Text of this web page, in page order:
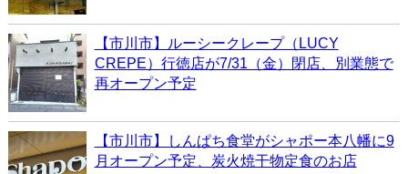
【市川市】ルーシークレープ（LUCY
CREPE）行徳店が7/31（金）閉店、別業態で
再オープン予定
【市川市】しんぱち食堂がシャポー本八幡に9
月オープン予定、炭火焼干物定食のお店